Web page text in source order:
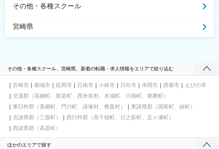
その他・各種スクール
宮崎県
その他・各種スクール、宮崎県、新着の転職・求人情報をエリアで絞り込む
宮崎市 都城市 延岡市 日南市 小林市 日向市 串間市 西都市
えびの市
児湯郡（高鍋町、新富町、西米良村、木城町、川南町、都農町）
東臼杵郡（美郷町、門川町、諸塚村、椎葉村）
東諸県郡（国富町、綾町）
北諸県郡（三股町）
西臼杵郡（高千穂町、日之影町、五ヶ瀬町）
西諸県郡（高原町）
ほかのエリアで探す